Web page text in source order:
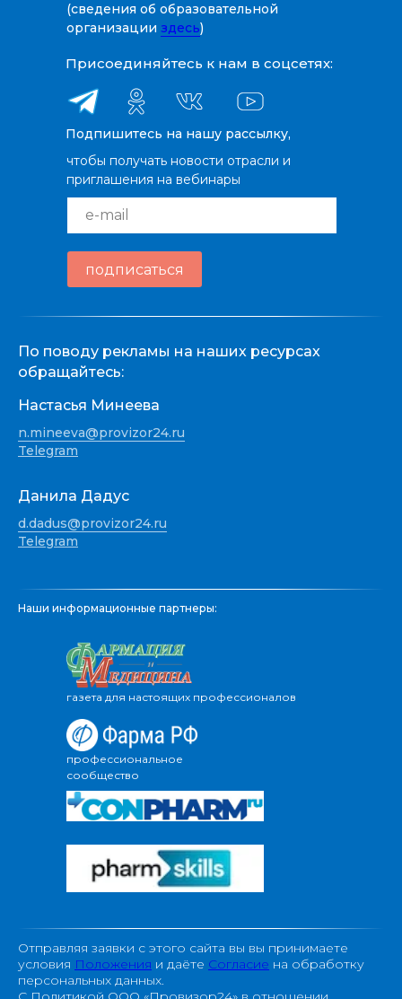
(сведения об образовательной
организации здесь)
e-mail
подписаться
Подпишитесь на нашу рассылку,
чтобы получать новости отрасли и
приглашения на вебинары
Присоединяйтесь к нам в соцсетях:
По поводу рекламы на наших ресурсах
обращайтесь:
Настасья Минеева
n.mineeva@provizor24.ru
Telegram
Данила Дадус
d.dadus@provizor24.ru
Telegram
Наши информационные партнеры:
газета для настоящих профессионалов
профессиональное
сообщество
Отправляя заявки с этого сайта вы вы принимаете
условия Положения и даёте Согласие на обработку
персональных данных.